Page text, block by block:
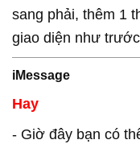
sang phải, thêm 1
giao diện như
iMessage
Hay
- Giờ đây bạn có